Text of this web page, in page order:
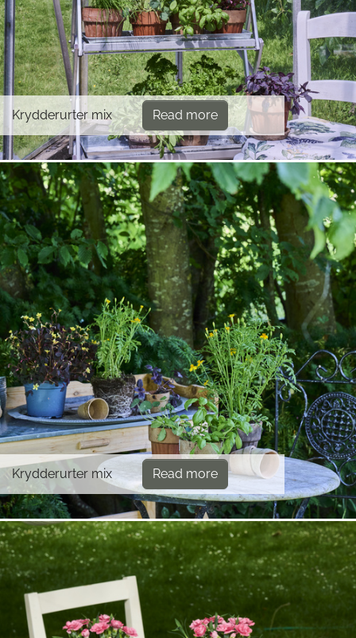
Krydderurter mix Read more
Krydderurter mix Read more